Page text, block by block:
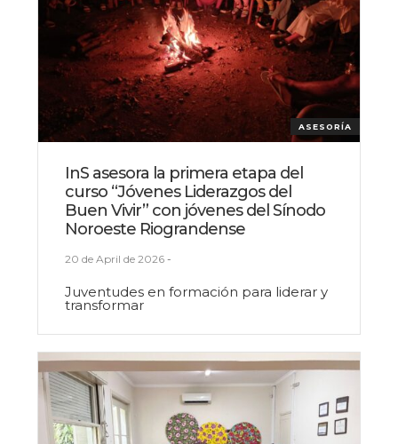
ASESORÍA
InS asesora la primera etapa del
curso “Jóvenes Liderazgos del
Buen Vivir” con jóvenes del Sínodo
Noroeste Riograndense
20 de April de 2026 -
Juventudes en formación para liderar y
transformar